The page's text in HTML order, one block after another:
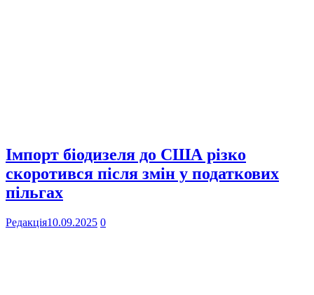
Імпорт біодизеля до США різко
скоротився після змін у податкових
пільгах
Редакція10.09.2025 0